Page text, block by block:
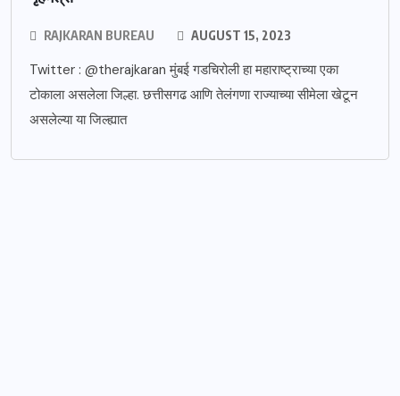
RAJKARAN BUREAU AUGUST 15, 2023
Twitter : @therajkaran मुंबई गडचिरोली हा महाराष्ट्राच्या एका
टोकाला असलेला जिल्हा. छत्तीसगढ आणि तेलंगणा राज्याच्या सीमेला खेटून
असलेल्या या जिल्ह्यात